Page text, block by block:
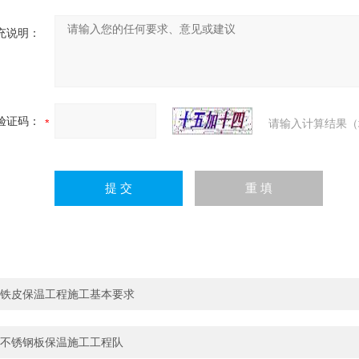
说明：
证码： 请输入计算结果
铁皮保温工程施工基本要求
不锈钢板保温施工工程队